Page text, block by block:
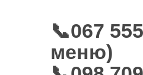
📞067
меню)